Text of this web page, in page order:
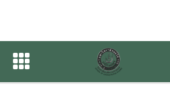
ปฏิทินกิจกรรมของหน่
ปฏิทินกิจกรรมของหน่วยงาน